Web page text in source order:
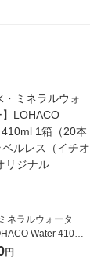
ネラルウォータ
Water 410ml
本入）ラベルレス
円